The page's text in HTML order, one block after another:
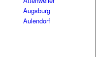
Augsburg
Aulendorf